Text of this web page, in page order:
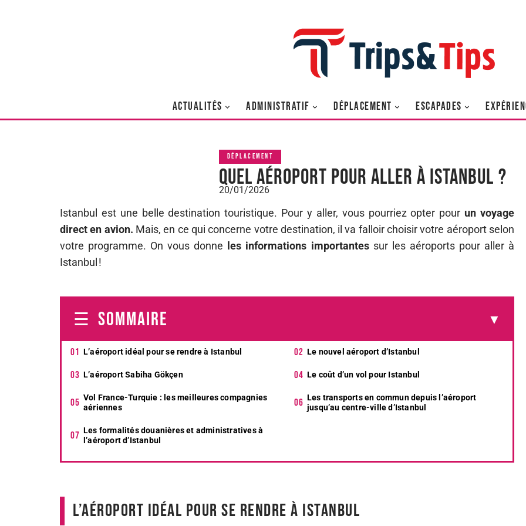
ACTUALITÉS ADMINISTRATIF DÉPLACEMENT ESCAPADES
DÉPLACEMENT
Quel aéroport pour aller à Istanbul ?
20/01/2026
Istanbul est une belle destination touristique. Pour y aller, vous pourriez opter pour un voyage
direct en avion. Mais, en ce qui concerne votre destination, il va falloir choisir votre aéroport selon
votre programme. On vous donne
les informations importantessur les aéroports pour aller à
Istanbul !
SOMMAIRE
L’aéroport idéal pour se rendre à Istanbul Le nouvel aéroport d’Istanbul
L’aéroport Sabiha Gökçen Le coût d’un vol pour Istanbul
Vol France-Turquie : les meilleures compagnies
aériennes
Les transports en commun depuis l’aéroport
jusqu’au centre-ville d’Istanbul
Les formalités douanières et administratives à
l’aéroport d’Istanbul
L’aéroport idéal pour se rendre à Istanbul